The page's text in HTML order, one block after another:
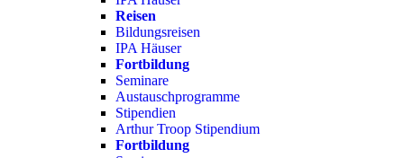
Reisen
Bildungsreisen
IPA Häuser
Fortbildung
Seminare
Austauschprogramme
Stipendien
Arthur Troop Stipendium
Fortbildung